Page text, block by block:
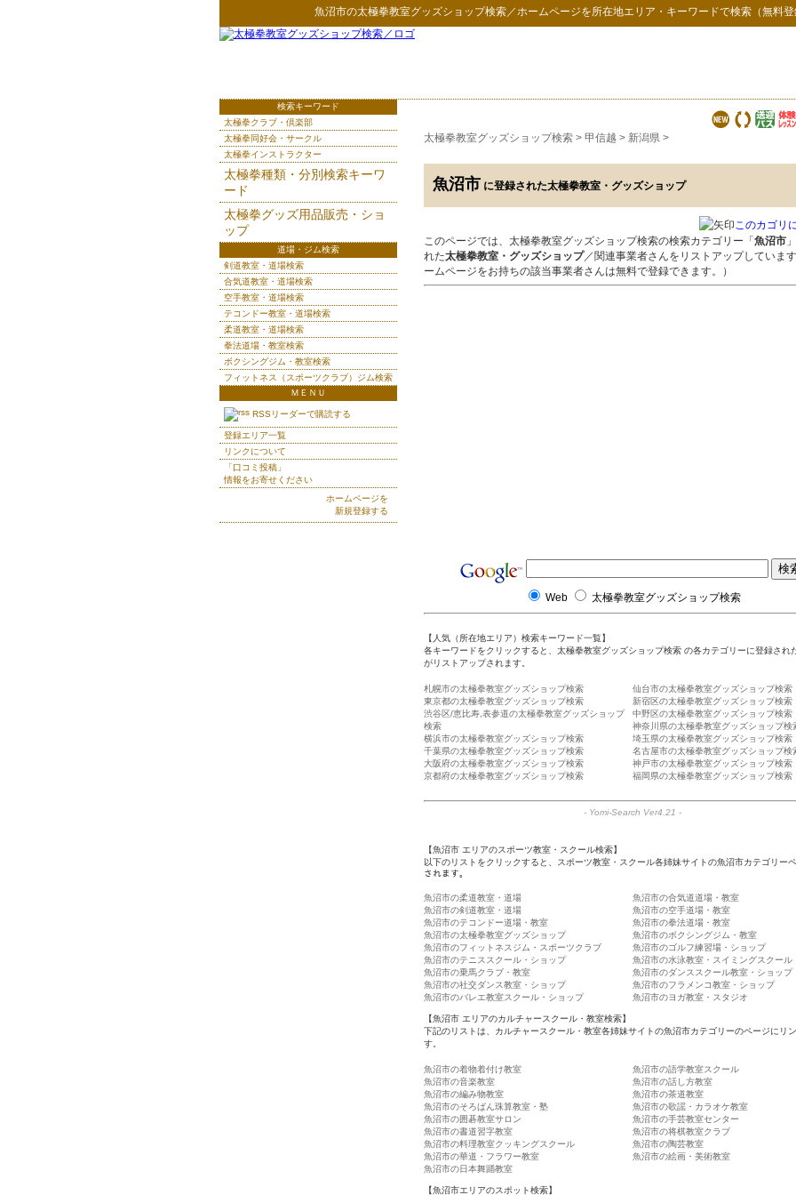
魚沼市の太極拳教室グッズショップ検索／ホームページを所在地エリア・キーワードで検索（無料登
太極拳教室グッズショップ検索 > 甲信越 > 新潟県 >
魚沼市 に登録された太極拳教室・グッズショップ
このカゴリ
このページでは、太極拳教室グッズショップ検索の検索カテゴリー「 魚沼市
れた太極拳教室・グッズショップ／関連事業者さんをリストアップしていま
ームページをお持ちの該当事業者さんは無料で登録できます。）
Web 太極拳教室グッズショップ検索
【人気（所在地エリア）検索キーワード一覧】
各キーワードをクリックすると、太極拳教室グッズショップ検索 の各カテゴリーに登録され
がリストアップされます。
札幌市の太極拳教室グッズショップ検索
仙台市の太極拳教室グッズショップ検索
東京都の太極拳教室グッズショップ検索
新宿区の太極拳教室グッズショップ検索
渋谷区/恵比寿,表参道の太極拳教室グッズショップ
検索
中野区の太極拳教室グッズショップ検索
神奈川県の太極拳教室グッズショップ検
横浜市の太極拳教室グッズショップ検索
埼玉県の太極拳教室グッズショップ検索
千葉県の太極拳教室グッズショップ検索
名古屋市の太極拳教室グッズショップ検
大阪府の太極拳教室グッズショップ検索
神戸市の太極拳教室グッズショップ検索
京都府の太極拳教室グッズショップ検索
福岡県の太極拳教室グッズショップ検索
- Yomi-Search Ver4.21 -
【魚沼市 エリアのスポーツ教室・スクール検索】
以下のリストをクリックすると、スポーツ教室・スクール各姉妹サイトの魚沼市カテゴリー
されます。
魚沼市の柔道教室・道場
魚沼市の合気道道場・教室
魚沼市の剣道教室・道場
魚沼市の空手道場・教室
魚沼市のテコンドー道場・教室
魚沼市の拳法道場・教室
魚沼市の太極拳教室グッズショップ
魚沼市のボクシングジム・教室
魚沼市のフィットネスジム・スポーツクラブ
魚沼市のゴルフ練習場・ショップ
魚沼市のテニススクール・ショップ
魚沼市の水泳教室・スイミングスクール
魚沼市の乗馬クラブ・教室
魚沼市のダンススクール教室・ショップ
魚沼市の社交ダンス教室・ショップ
魚沼市のフラメンコ教室・ショップ
魚沼市のバレエ教室スクール・ショップ
魚沼市のヨガ教室・スタジオ
【魚沼市 エリアのカルチャースクール・教室検索】
下記のリストは、カルチャースクール・教室各姉妹サイトの魚沼市カテゴリーのページにリ
す。
魚沼市の着物着付け教室
魚沼市の語学教室スクール
魚沼市の音楽教室
魚沼市の話し方教室
魚沼市の編み物教室
魚沼市の茶道教室
魚沼市のそろばん珠算教室・塾
魚沼市の歌謡・カラオケ教室
魚沼市の囲碁教室サロン
魚沼市の手芸教室センター
魚沼市の書道習字教室
魚沼市の将棋教室クラブ
魚沼市の料理教室クッキングスクール
魚沼市の陶芸教室
魚沼市の華道・フラワー教室
魚沼市の絵画・美術教室
魚沼市の日本舞踊教室
【魚沼市エリアのスポット検索】
検索キーワード
太極拳クラブ・倶楽部
太極拳同好会・サークル
太極拳インストラクター
太極拳種類・分別検索キーワ
ード
太極拳グッズ用品販売・ショ
ップ
道場・ジム検索
剣道教室・道場検索
合気道教室・道場検索
空手教室・道場検索
テコンドー教室・道場検索
柔道教室・道場検索
拳法道場・教室検索
ボクシングジム・教室検索
フィットネス（スポーツクラブ）ジム検索
ＭＥＮＵ
RSSリーダーで購読する
登録エリア一覧
リンクについて
「口コミ投稿」
情報をお寄せください
ホームページを
新規登録する